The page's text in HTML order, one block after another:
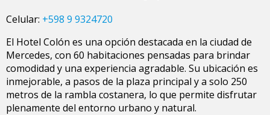
Celular: +598 9 9324720
El Hotel Colón es una opción destacada en la ciudad de
Mercedes, con 60 habitaciones pensadas para brindar
comodidad y una experiencia agradable. Su ubicación es
inmejorable, a pasos de la plaza principal y a solo 250
metros de la rambla costanera, lo que permite disfrutar
plenamente del entorno urbano y natural.